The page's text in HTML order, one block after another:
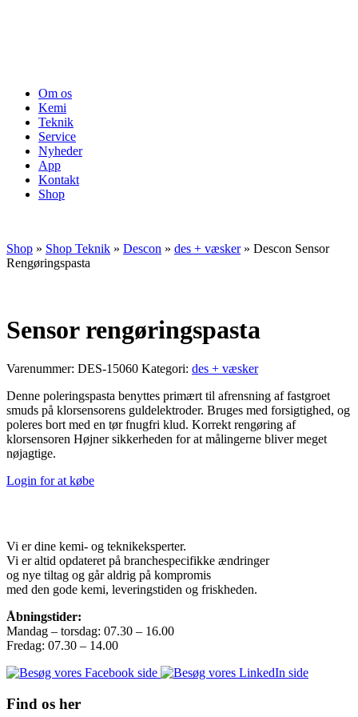
Om os
Kemi
Teknik
Service
Nyheder
App
Kontakt
Shop
Shop » Shop Teknik » Descon » des + væsker» Descon Sensor
Rengøringspasta
Sensor rengøringspasta
Varenummer: DES-15060 Kategori: des + væsker
Denne poleringspasta benyttes primært til afrensning af fastgroet
smuds på klorsensorens guldelektroder. Bruges med forsigtighed, og
poleres bort med en tør fnugfri klud. Korrekt rengøring af
klorsensoren Højner sikkerheden for at målingerne bliver meget
nøjagtige.
Login for at købe
Vi er dine kemi- og teknikeksperter.
Vi er altid opdateret på branchespecifikke ændringer
og nye tiltag og går aldrig på kompromis
med den gode kemi, leveringstiden og friskheden.
Åbningstider:
Mandag – torsdag: 07.30 – 16.00
Fredag: 07.30 – 14.00
Find os her